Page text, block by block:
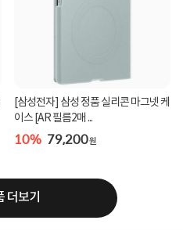
[삼성전자] 삼성 정품 실리콘 마그넷 케
이스 [AR 필름2매 ...
10% 79,200원
더보기